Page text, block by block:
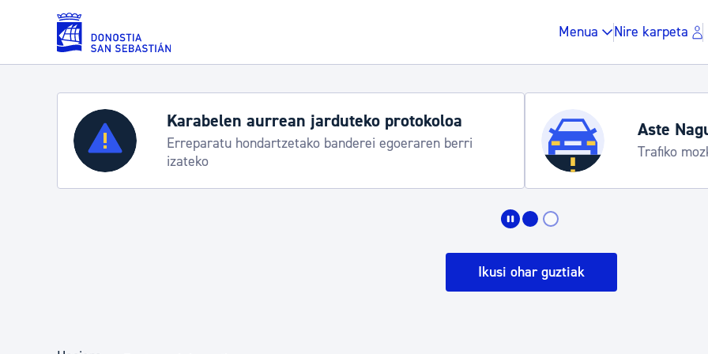
Eduki nagusira joan
Menua Nire karpeta
Zerbitzuak
Errolda eta gai pertsonalak
Gune publikoa,
Karabelen aurrean jarduteko protokoloa
Erreparatu hondartzetako banderei egoeraren berri
izateko
Aste
Trafiko
Ikusi ohar guztiak